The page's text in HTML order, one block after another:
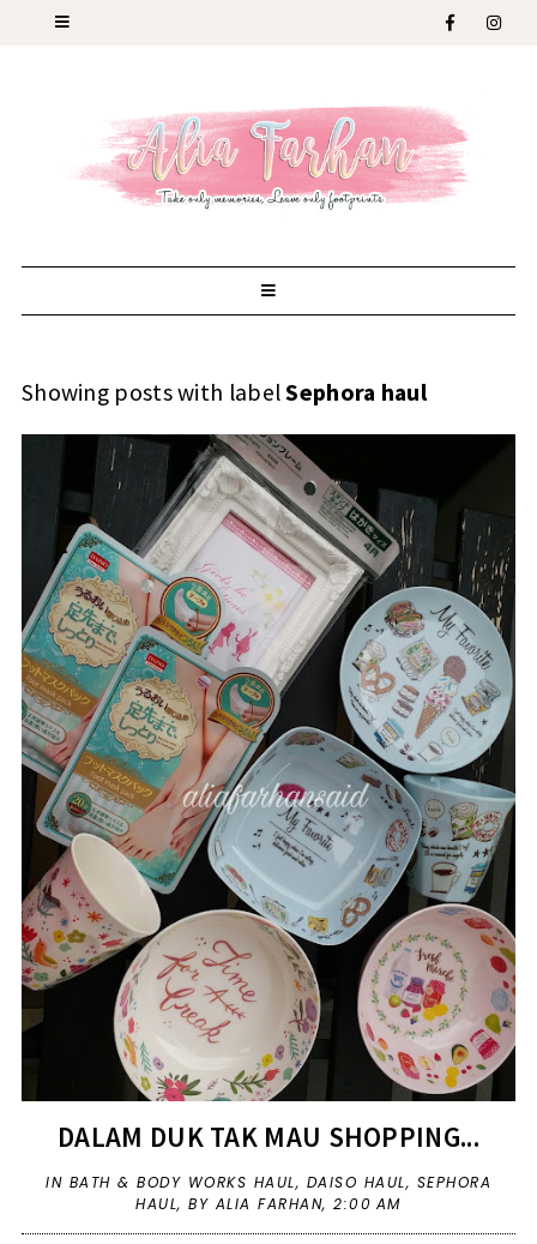
Showing posts with labelSephora haul
DALAM DUK TAK MAU SHOPPING...
IN BATH & BODY WORKS HAUL, DAISO HAUL, SEPHORA
HAUL,BY ALIA FARHAN,2:00 AM